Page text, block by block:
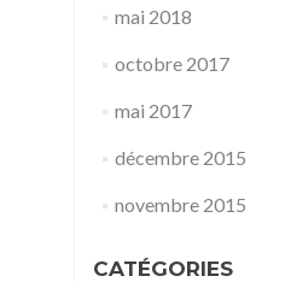
mai 2018
octobre 2017
mai 2017
décembre 2015
novembre 2015
CATÉGORIES